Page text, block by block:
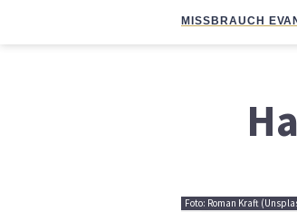
MISSBRAUCH
Foto: Roman Kraft